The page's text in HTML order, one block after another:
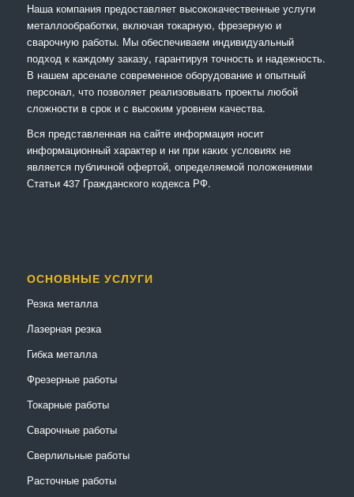
Наша компания предоставляет высококачественные услуги
металлообработки, включая токарную, фрезерную и
сварочную работы. Мы обеспечиваем индивидуальный
подход к каждому заказу, гарантируя точность и надежность.
В нашем арсенале современное оборудование и опытный
персонал, что позволяет реализовывать проекты любой
сложности в срок и с высоким уровнем качества.
Вся представленная на сайте информация носит
информационный характер и ни при каких условиях не
является публичной офертой, определяемой положениями
Статьи 437 Гражданского кодекса РФ.
ОСНОВНЫЕ УСЛУГИ
Резка металла
Лазерная резка
Гибка металла
Фрезерные работы
Токарные работы
Сварочные работы
Сверлильные работы
Расточные работы